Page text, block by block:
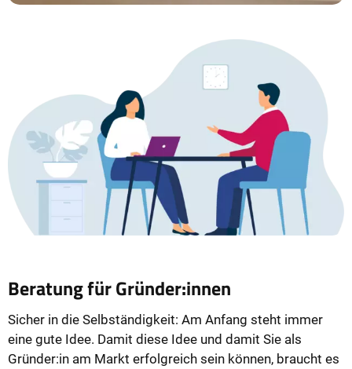
Beratung für Gründer:innen
Sicher in die Selbständigkeit: Am Anfang steht immer
eine gute Idee. Damit diese Idee und damit Sie als
Gründer:in am Markt erfolgreich sein können, braucht es